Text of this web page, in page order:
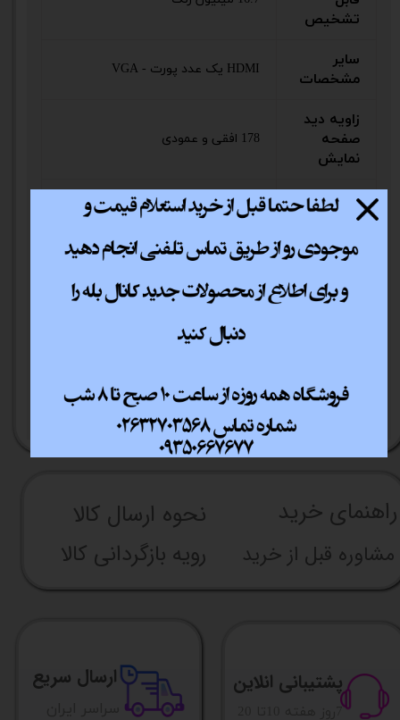
تشخیص
سایر
مشخصات
HDMI یک عدد پورت - VGA
زاویه دید
صفحه
نمایش
178 افقی و عمودی
ابعاد کلی 41.2 × 322.8 × ‎‎539.5 میلی متر
نوع صفحه
نمایش
مات
گارانتی ام آی تی سرویس
4300 گرم
بسته‌بندی
5000 گرم
راهنما​​​​​​​​​​​​​​ی خرید نحوه ارسال کالا
مشاوره قبل از خرید رویه بازگردانی کالا
پشتیبانی انلاین
​7روز هفته 10تا 20
ارسال سریع